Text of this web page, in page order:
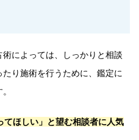
によっては、しっかりと相談
り施術を行うために、鑑定に
てほしい」と望む相談者に人気